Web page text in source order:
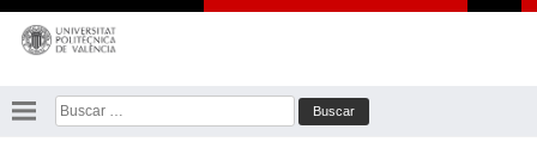
Saltar
contenido
Buscar: